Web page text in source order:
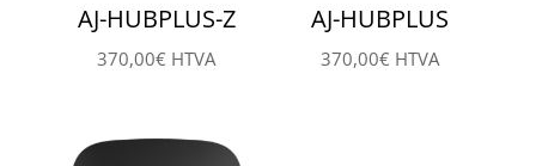
AJ-HUBPLUS-Z
370,00€ HTVA
AJ-HUBPLUS
370,00€ HTVA